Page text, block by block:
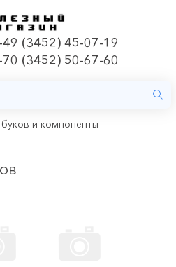
(3452) 45-07-19
(3452) 50-67-60
и компоненты